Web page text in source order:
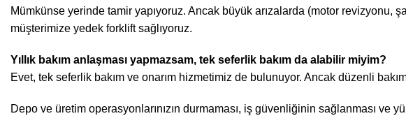
Mümkünse yerinde tamir yapıyoruz. Ancak büyük arızalarda (motor revizyonu,
müşterimize yedek forklift sağlıyoruz.
Yıllık bakım anlaşması yapmazsam, tek seferlik bakım da alabilir miyim?
Evet, tek seferlik bakım ve onarım hizmetimiz de bulunuyor. Ancak düzenli
Depo ve üretim operasyonlarınızın durmaması, iş güvenliğinin sağlanması